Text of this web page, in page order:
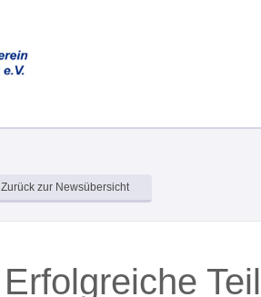
Zurück zur Newsübersicht
Erfolgreiche